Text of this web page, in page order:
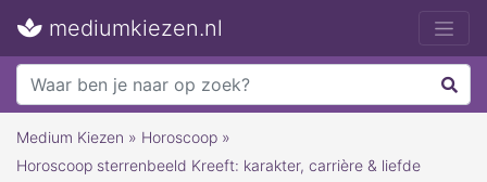
mediumkiezen.nl
Medium Kiezen » Horoscoop »
Horoscoop sterrenbeeld Kreeft: karakter, carrière & liefde